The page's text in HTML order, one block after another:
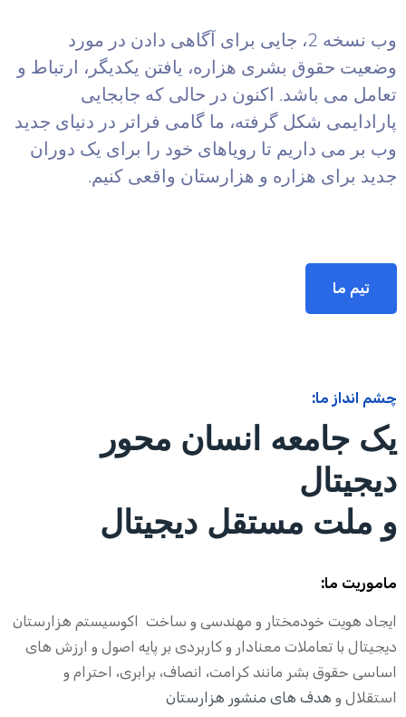
وب نسخه 2، جایی برای آگاهی دادن در مورد
وضعیت حقوق بشری هزاره، یافتن یکدیگر، ارتباط و
تعامل می باشد. اکنون در حالی که جابجایی
پارادایمی شکل گرفته، ما گامی فراتر در دنیای جدید
وب بر می داریم تا رویاهای خود را برای یک دوران
جدید برای هزاره و هزارستان واقعی کنیم.
تیم ما
چشم انداز ما:
یک جامعه انسان محور
دیجیتال
و ملت مستقل دیجیتال
ماموریت ما:
ایجاد هویت خودمختار و مهندسی و ساخت اکوسیستم هزارستان
دیجیتال با تعاملات معنادار و کاربردی بر پایه اصول و ارزش های
اساسی حقوق بشر مانند کرامت، انصاف، برابری، احترام و
استقلال و هدف های منشور هزارستان